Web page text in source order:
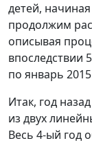
детей,
продолжим
описывая
впоследствии
по январь
Итак, год
из двух
Весь 4-ый год